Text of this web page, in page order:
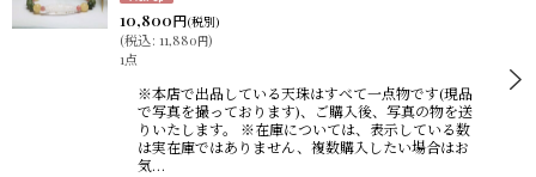
10,800円(税別)
(税込: 11,880円)
1点
※本店で出品している天珠はすべて一点物です(現品
で写真を撮っております)、ご購入後、写真の物を送
りいたします。 ※在庫については、表示している数
は実在庫ではありません、複数購入したい場合はお
気…